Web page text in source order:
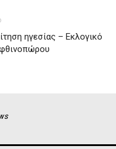
ηγεσίας – Εκλογικό